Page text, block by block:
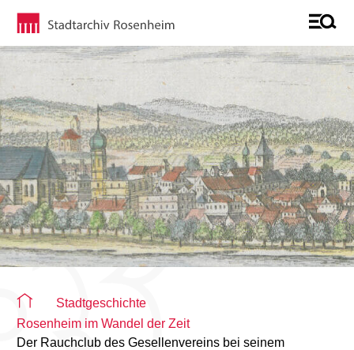
Sie befinden sich auf der Seite "Detailseite"
Stadtgeschichte
Rosenheim im Wandel der Zeit
Der Rauchclub des Gesellenvereins bei seinem